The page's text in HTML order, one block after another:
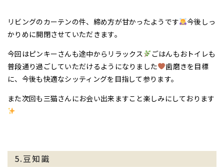
リビングのカーテンの件、締め方が甘かったようです
今後しっ
かりめに開閉させていただきます。
今回はピンキーさんも途中からリラックス
ごはんもおトイレも
普段通り過ごしていただけるようになりました
歯磨きを目標
に、今後も快適なシッティングを目指して参ります。
また次回も三猫さんにお会い出来ますこと楽しみにしております
5.豆知識